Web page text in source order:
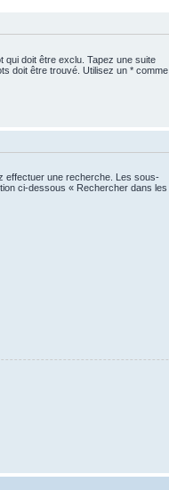
qui doit être exclu. Tapez une suite
doit être trouvé. Utilisez un * comme
effectuer une recherche. Les sous-
ci-dessous « Rechercher dans les